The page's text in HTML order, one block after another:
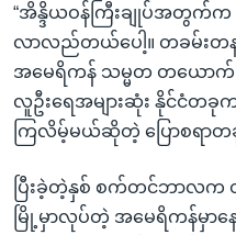
“အိန္ဒိယဝန်ကြီးချုပ်အတွက်
လာလည်တယ်ပေါ့။ တခမ်းတ
အမေရိကန် သမ္မတ တယော
လူဦးရေအများဆုံး နိုင်
ကြလိမ့်မယ်ဆိုတဲ့ ပြောစရာတခု
ပြီးခဲ့တဲ့နှစ် စက်တင်ဘာလက
မြို့မှာလုပ်တဲ့ အမေရိကန်မှာ